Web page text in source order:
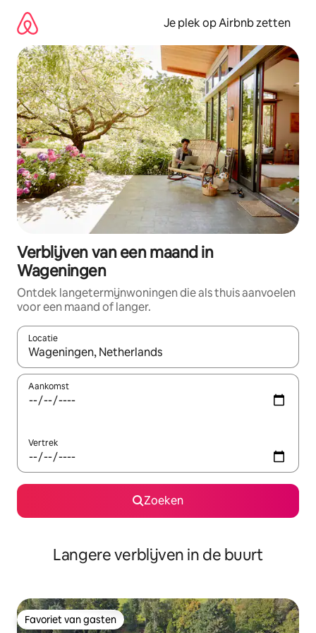
direct
naar
inhoud
Je plek op Airbnb zetten
Verblijven van een maand in
Wageningen
Ontdek langetermijnwoningen die als thuis aanvoelen
voor een maand of langer.
Locatie
Wanneer er resultaten beschikbaar zijn, maak je een keuze
Aankomst
Vertrek
Zoeken
Langere verblijven in de buurt
Favoriet van gasten
Favoriet van gasten